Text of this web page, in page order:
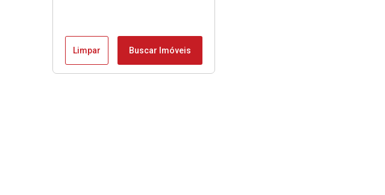
Limpar Buscar Imóveis